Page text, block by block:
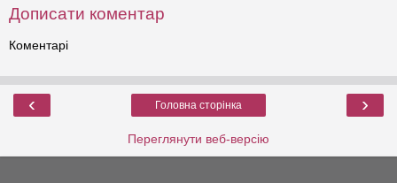
Дописати коментар
Коментарі
‹ ›
Головна сторінка
Переглянути веб-версію